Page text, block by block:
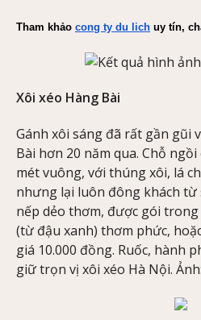
Tham khảo cong ty du lich uy tín,
Xôi xéo Hàng Bài
Gánh xôi sáng đã rất gần gũi
Bài hơn 20 năm qua. Chỗ
mét vuông, với thúng xôi, lá
nhưng lại luôn đông khách từ
nếp dẻo thơm, được gói
(từ đậu xanh) thơm phức,
giá 10.000 đồng. Ruốc, hành
giữ trọn vị xôi xéo Hà Nội. Ảnh: